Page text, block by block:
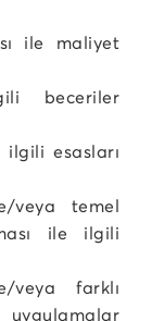
ile maliyet
beceriler
esasları
veya temel
ile ilgili
veya farklı